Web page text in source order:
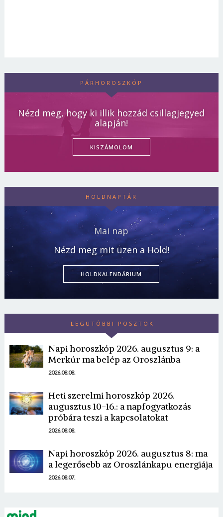
PÁRHOROSZKÓP
Nézd meg, hogy ki illik hozzád csillagjegyed
alapján!
KISZÁMOLOM
HOLDNAPTÁR
Mai nap
Nézd meg mit üzen a Hold!
HOLDKALENDÁRIUM
LEGUTÓBBI POSZTOK
Napi horoszkóp 2026. augusztus 9: a
Merkúr ma belép az Oroszlánba
2026.08.08.
Heti szerelmi horoszkóp 2026.
augusztus 10-16.: a napfogyatkozás
próbára teszi a kapcsolatokat
2026.08.08.
Napi horoszkóp 2026. augusztus 8: ma
a legerősebb az Oroszlánkapu energiája
2026.08.07.
Borsonline bejelentkezés